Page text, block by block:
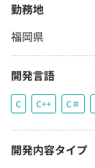
勤務地
福岡県
開発言語
C C++ C＃
開発内容タイプ